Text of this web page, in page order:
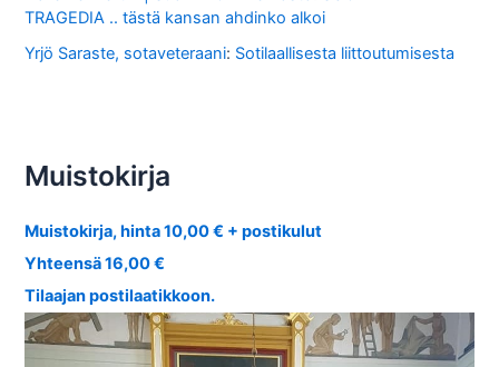
TRAGEDIA .. tästä kansan ahdinko alkoi
Yrjö Saraste, sotaveteraani: Sotilaallisesta liittoutumisesta
Muistokirja
Muistokirja, hinta 10,00 € + postikulut
Yhteensä 16,00 €
Tilaajan postilaatikkoon.